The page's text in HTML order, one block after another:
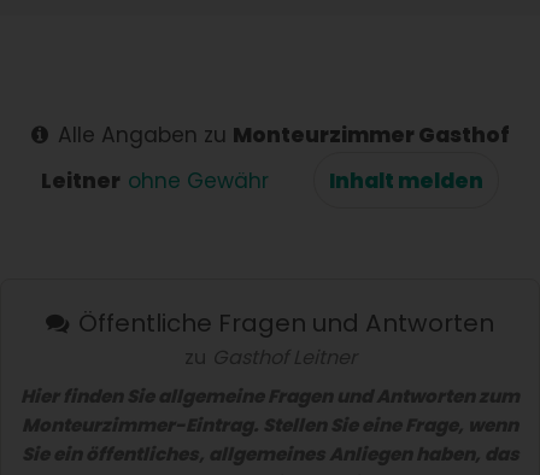
Alle Angaben zu Monteurzimmer Gasthof
Leitner ohne Gewähr Inhalt melden
Öffentliche Fragen und Antworten
zu Gasthof Leitner
Hier finden Sie allgemeine Fragen und Antworten zum
Monteurzimmer-Eintrag. Stellen Sie eine Frage, wenn
Sie ein öffentliches, allgemeines Anliegen haben, das